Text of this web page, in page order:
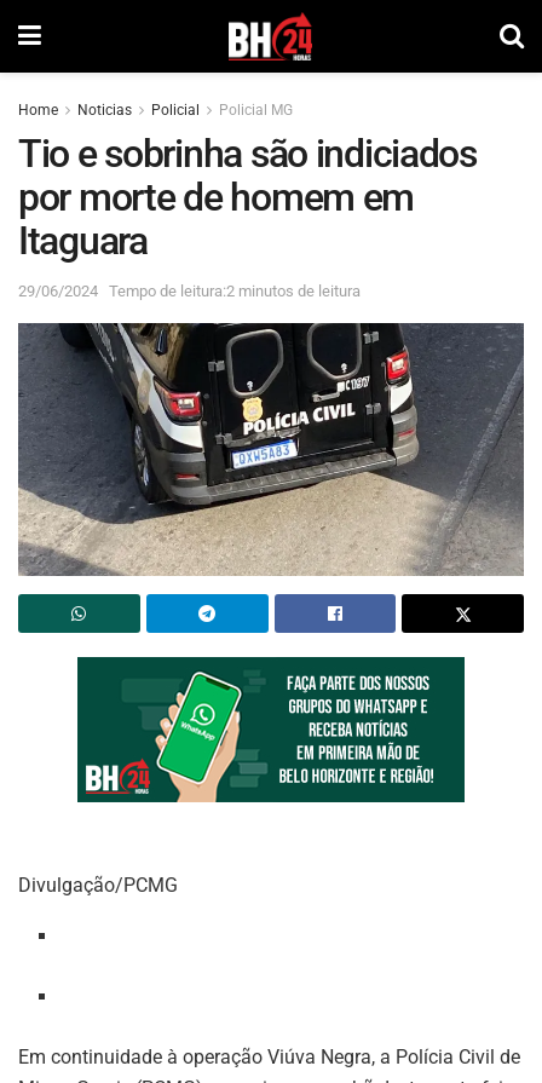
Home Noticias Policial Policial MG
Tio e sobrinha são indiciados
por morte de homem em
Itaguara
29/06/2024 Tempo de leitura:2 minutos de leitura
Divulgação/PCMG
Em continuidade à operação Viúva Negra, a Polícia Civil de